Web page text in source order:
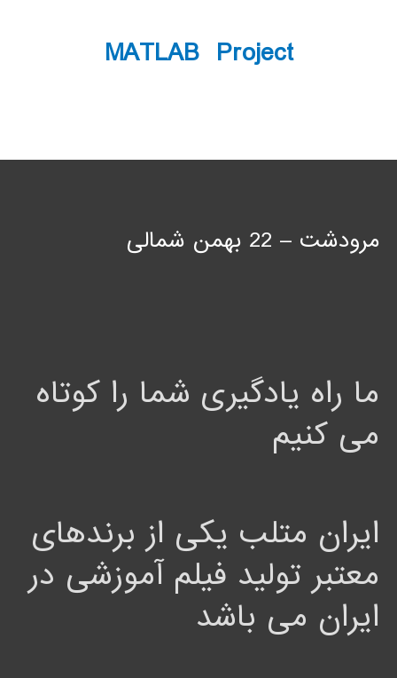
MATLAB Project
مرودشت – 22 بهمن شمالی
ما راه یادگیری شما را کوتاه
می کنیم
ایران متلب یکی از برندهای
معتبر تولید فیلم آموزشی در
ایران می باشد